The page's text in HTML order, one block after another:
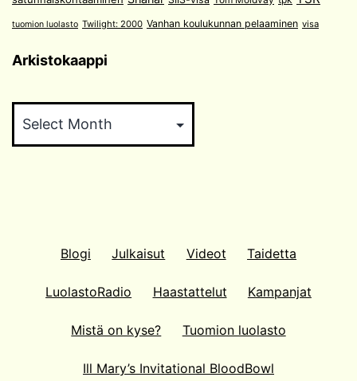
tuomion luolasto Twilight: 2000 Vanhan koulukunnan pelaaminen visa
Arkistokaappi
Blogi Julkaisut Videot Taidetta
LuolastoRadio Haastattelut Kampanjat
Mistä on kyse? Tuomion luolasto
Ill Mary’s Invitational BloodBowl